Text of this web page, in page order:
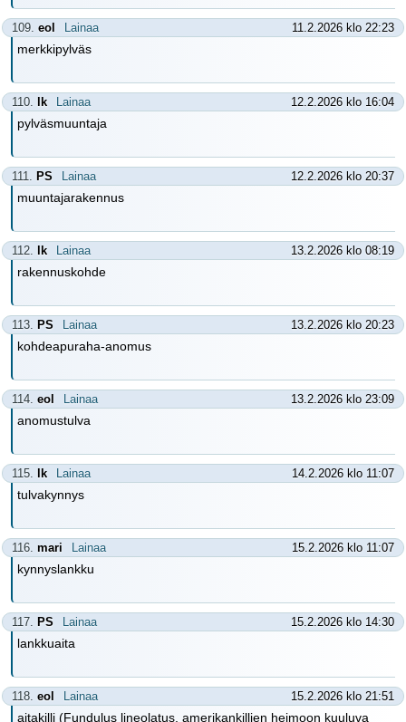
109. eol Lainaa 11.2.2026 klo 22:23
merkkipylväs
110. lk Lainaa 12.2.2026 klo 16:04
pylväsmuuntaja
111. PS Lainaa 12.2.2026 klo 20:37
muuntajarakennus
112. lk Lainaa 13.2.2026 klo 08:19
rakennuskohde
113. PS Lainaa 13.2.2026 klo 20:23
kohdeapuraha-anomus
114. eol Lainaa 13.2.2026 klo 23:09
anomustulva
115. lk Lainaa 14.2.2026 klo 11:07
tulvakynnys
116. mari Lainaa 15.2.2026 klo 11:07
kynnyslankku
117. PS Lainaa 15.2.2026 klo 14:30
lankkuaita
118. eol Lainaa 15.2.2026 klo 21:51
aitakilli (Fundulus lineolatus, amerikankillien heimoon kuuluva